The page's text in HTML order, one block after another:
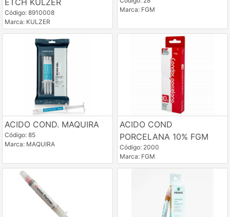
ETCH KULZER
Código: 8910008
Marca: KULZER
Marca: FGM
ACIDO COND. MAQUIRA
Código: 85
Marca: MAQUIRA
ACIDO COND
PORCELANA 10% FGM
Código: 2000
Marca: FGM